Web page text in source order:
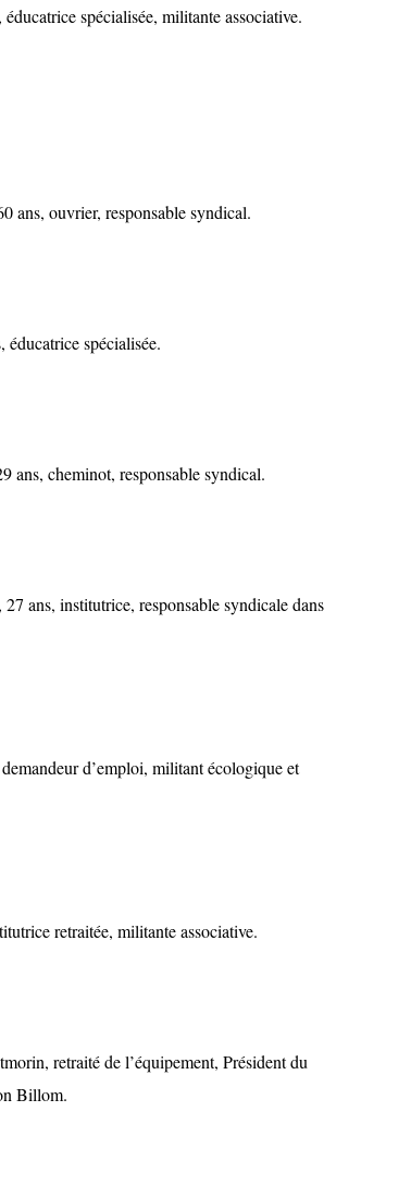
spécialisée, militante associative.
ans, ouvrier, responsable syndical.
spécialisée.
ans, cheminot, responsable syndical.
ans, institutrice, responsable syndicale dans
d’emploi, militant écologique et
retraitée, militante associative.
retraité de l’équipement, Président du
Billom.